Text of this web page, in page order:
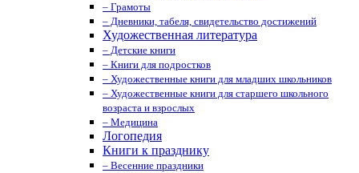
– Грамоты
– Дневники, табеля, свидетельство достижений
Художественная литература
– Детские книги
– Книги для подростков
– Художественные книги для младших школьников
– Художественные книги для старшего школьного
возраста и взрослых
– Медицина
Логопедия
Книги к празднику
– Весенние праздники